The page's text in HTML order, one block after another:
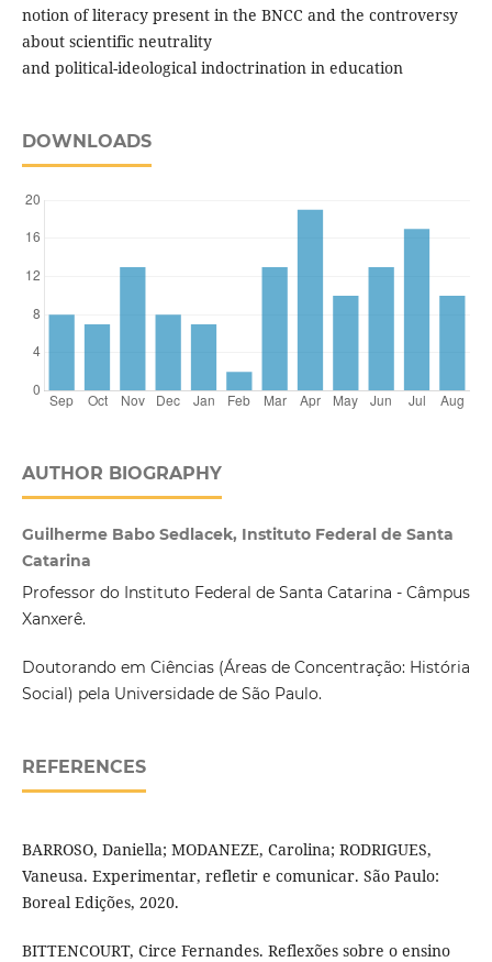
notion of literacy present in the BNCC and the controversy
about scientific neutrality
and political-ideological indoctrination in education
DOWNLOADS
AUTHOR BIOGRAPHY
Guilherme Babo Sedlacek, Instituto Federal de Santa
Catarina
Professor do Instituto Federal de Santa Catarina - Câmpus
Xanxerê.
Doutorando em Ciências (Áreas de Concentração: História
Social) pela Universidade de São Paulo.
REFERENCES
BARROSO, Daniella; MODANEZE, Carolina; RODRIGUES,
Vaneusa. Experimentar, refletir e comunicar. São Paulo:
Boreal Edições, 2020.
BITTENCOURT, Circe Fernandes. Reflexões sobre o ensino